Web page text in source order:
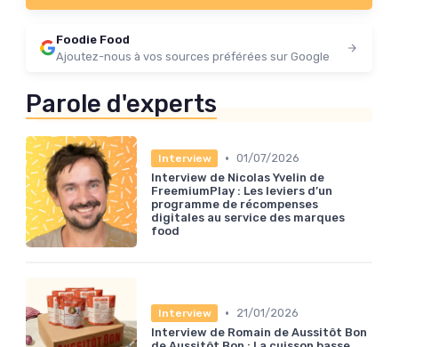
Foodie Food
Ajoutez-nous à vos sources préférées sur Google
Parole d'experts
Interview • 01/07/2026
Interview de Nicolas Yvelin de
FreemiumPlay : Les leviers d’un
programme de récompenses
digitales au service des marques
food
Interview •
21/01/2026
Interview de Romain de Aussitôt Bon